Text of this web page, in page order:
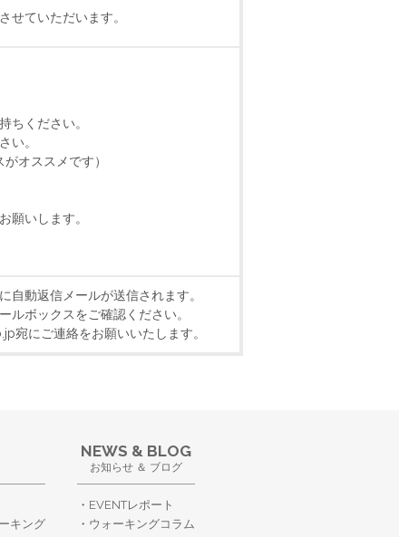
せていただいます。
ちください。
い。
オススメです）
願いします。
自動返信メールが送信されます。
ルボックスをご確認ください。
宛にご連絡をお願いいたします。
キング
NEWS & BLOG
お知らせ ＆ ブログ
EVENTレポート
ウォーキングコラム